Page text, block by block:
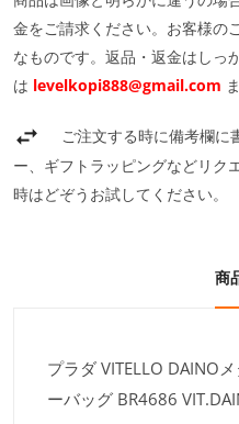
金をご請求ください。お客様の
なものです。返品・返金はしっ
は levelkopi888@gmail.com
ご注文する時に備考欄に
ー、ギフトラッピングなどリク
時はどぞうお試してください。
商
プラダ VITELLO DAINO
ーバッグ BR4686